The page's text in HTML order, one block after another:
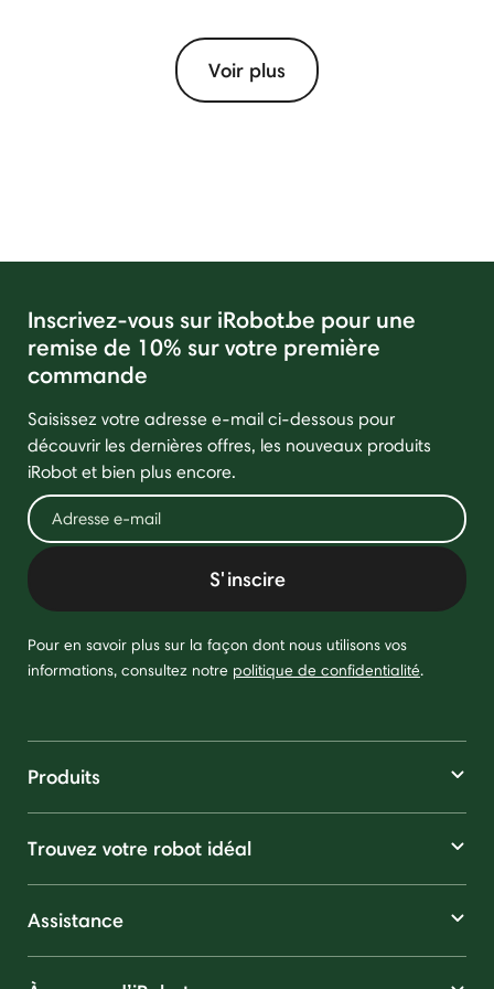
Voir plus
Inscrivez-vous sur iRobot.be pour une
remise de 10% sur votre première
commande
Saisissez votre adresse e-mail ci-dessous pour
découvrir les dernières offres, les nouveaux produits
iRobot et bien plus encore.
S'inscire
Pour en savoir plus sur la façon dont nous utilisons vos
informations, consultez notre politique de confidentialité.
Produits
Trouvez votre robot idéal
Assistance